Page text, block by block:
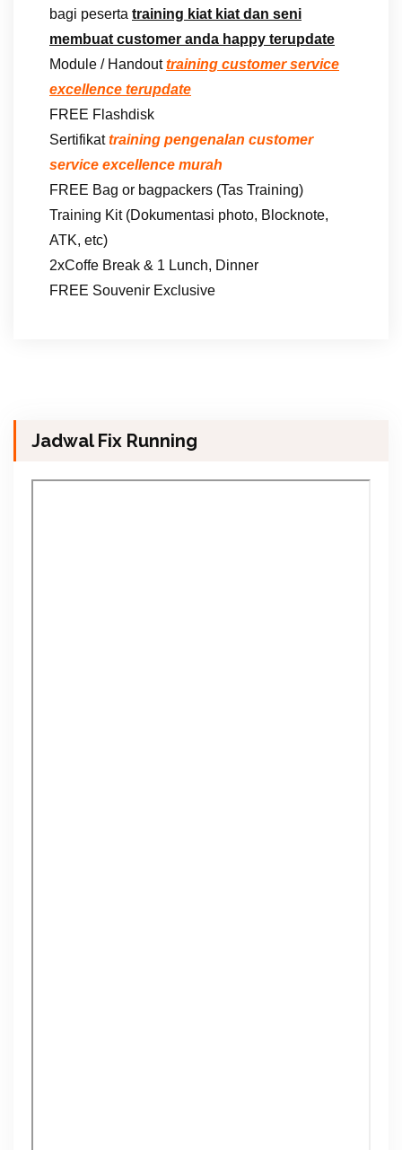
bagi peserta training kiat kiat dan seni
membuat customer anda happy terupdate
Module / Handouttraining customer service
excellence terupdate
FREE Flashdisk
Sertifikattraining pengenalan customer
service excellence murah
FREE Bag or bagpackers (Tas Training)
Training Kit (Dokumentasi photo, Blocknote,
ATK, etc)
2xCoffe Break & 1 Lunch, Dinner
FREE Souvenir Exclusive
Jadwal Fix Running